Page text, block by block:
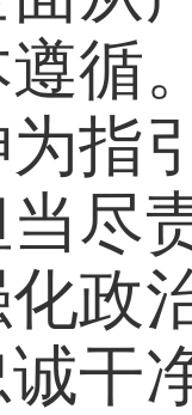
循
指
尽
化政
干